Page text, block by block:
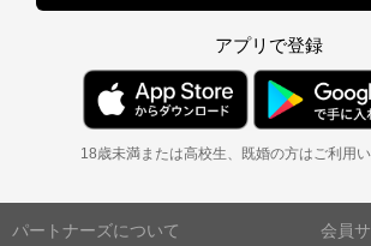
アプリで登録
18歳未満または高校生、既婚の方はご利用
パートナーズについて
会員